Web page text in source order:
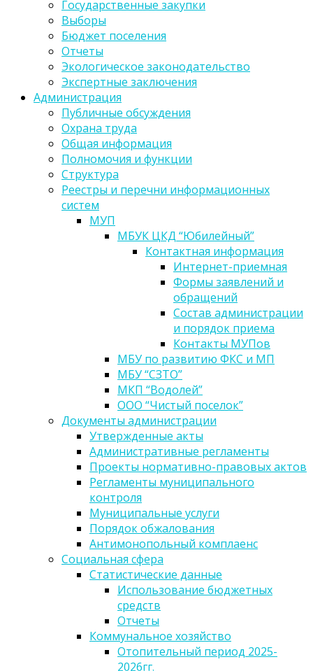
Государственные закупки
Выборы
Бюджет поселения
Отчеты
Экологическое законодательство
Экспертные заключения
Администрация
Публичные обсуждения
Охрана труда
Общая информация
Полномочия и функции
Структура
Реестры и перечни информационных
систем
МУП
МБУК ЦКД “Юбилейный”
Контактная информация
Интернет-приемная
Формы заявлений и
обращений
Состав администрации
и порядок приема
Контакты МУПов
МБУ по развитию ФКС и МП
МБУ “СЗТО”
МКП “Водолей”
ООО “Чистый поселок”
Документы администрации
Утвержденные акты
Административные регламенты
Проекты нормативно-правовых актов
Регламенты муниципального
контроля
Муниципальные услуги
Порядок обжалования
Антимонопольный комплаенс
Социальная сфера
Статистические данные
Использование бюджетных
средств
Отчеты
Коммунальное хозяйство
Отопительный период 2025-
2026гг.